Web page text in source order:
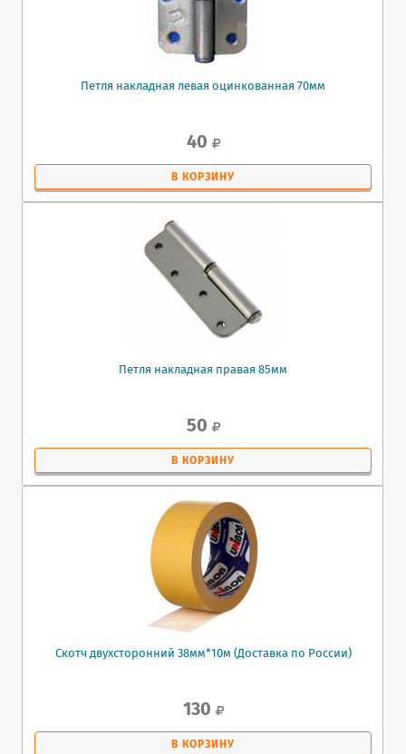
Петля накладная левая оцинкованная 70мм
40
В КОРЗИНУ
Петля накладная правая 85мм
50
В КОРЗИНУ
Скотч двухсторонний 38мм*10м (Доставка по России)
130
В КОРЗИНУ